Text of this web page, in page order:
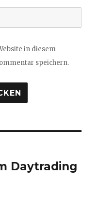
in diesem
speichern.
Daytrading